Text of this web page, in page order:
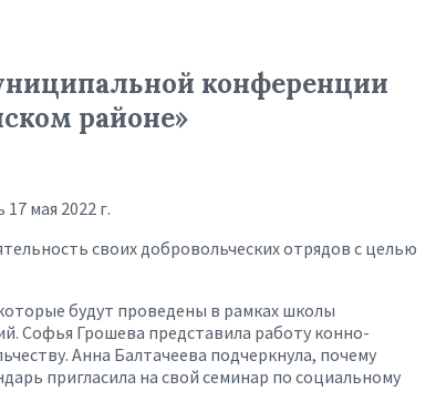
конференции
районе»
мая 2022 г.
своих добровольческих отрядов с целью
будут проведены в рамках школы
Софья Грошева представила работу конно-
Анна Балтачеева подчеркнула, почему
пригласила на свой семинар по социальному